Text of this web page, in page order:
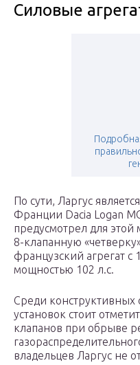
Силовые
По сути, Ларгус
Франции Dacia Logan
предусмотрел для
8-клапанную
французский агрегат с
мощностью 102 л.с.
Среди конструктивных
установок стоит
клапанов при обрыве
владельцев Ларгус не